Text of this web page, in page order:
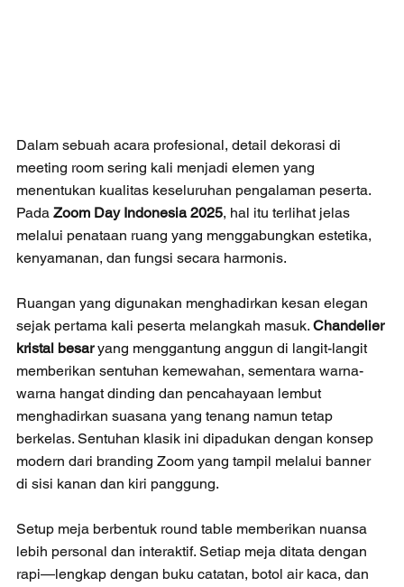
Dalam sebuah acara profesional, detail dekorasi di
meeting room sering kali menjadi elemen yang
menentukan kualitas keseluruhan pengalaman peserta.
Pada Zoom Day Indonesia 2025, hal itu terlihat jelas
melalui penataan ruang yang menggabungkan estetika,
kenyamanan, dan fungsi secara harmonis.
Ruangan yang digunakan menghadirkan kesan elegan
sejak pertama kali peserta melangkah masuk. Chandelier
kristal besar yang menggantung anggun di langit-langit
memberikan sentuhan kemewahan, sementara warna-
warna hangat dinding dan pencahayaan lembut
menghadirkan suasana yang tenang namun tetap
berkelas. Sentuhan klasik ini dipadukan dengan konsep
modern dari branding Zoom yang tampil melalui banner
di sisi kanan dan kiri panggung.
Setup meja berbentuk round table memberikan nuansa
lebih personal dan interaktif. Setiap meja ditata dengan
rapi—lengkap dengan buku catatan, botol air kaca, dan